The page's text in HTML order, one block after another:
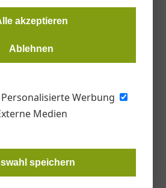
akzeptieren
Ablehnen
Personalisierte Werbung
Medien
speichern
Albel die Position des General
– unter anderem von 2014
Director Rumänien und
Von April 2017 bis
im Daikin Airconditioning